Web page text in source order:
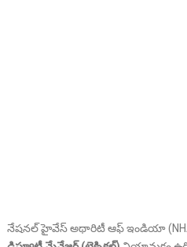
నేషనల్ హైవేస్ అథారిటీ ఆఫ్ ఇండియా